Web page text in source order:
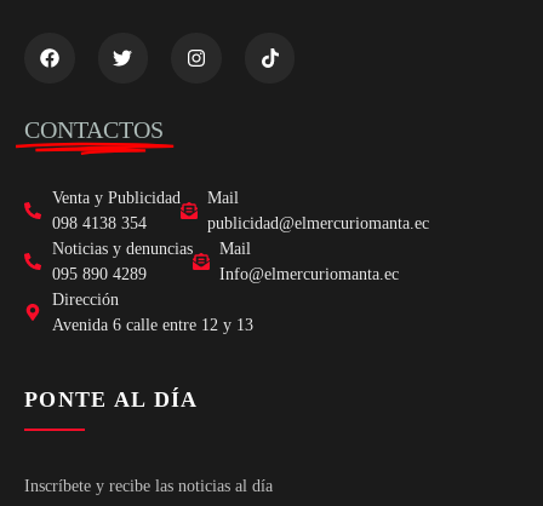
CONTACTOS
Venta y Publicidad
098 4138 354
Mail
publicidad@elmercuriomanta.ec
Noticias y denuncias
095 890 4289
Mail
Info@elmercuriomanta.ec
Dirección
Avenida 6 calle entre 12 y 13
PONTE AL DÍA
Inscríbete y recibe las noticias al día